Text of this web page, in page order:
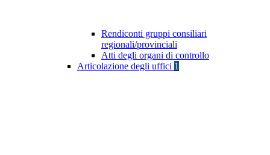
Rendiconti gruppi consiliari
regionali/provinciali
Atti degli organi di controllo
Articolazione degli uffici 1